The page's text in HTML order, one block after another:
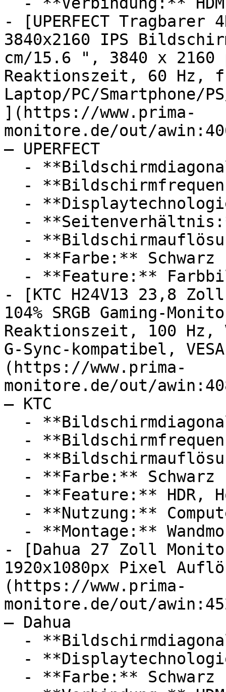
- [UPERFECT
3840x2160 IPS
cm/15.6 ", 3840 x
Reaktionszeit, 60 Hz,
Laptop/PC/Smartphone/
](https://www.prima-
monitore.de/out/
— UPERFECT
- [KTC H24V13 23,8
104% SRGB Gaming-
Reaktionszeit, 100 Hz,
G-Sync-kompatibel,
(https://www.prima-
monitore.de/out/
— KTC
- [Dahua 27 Zoll
1920x1080px Pixel
(https://www.prima-
monitore.de/out/
— Dahua